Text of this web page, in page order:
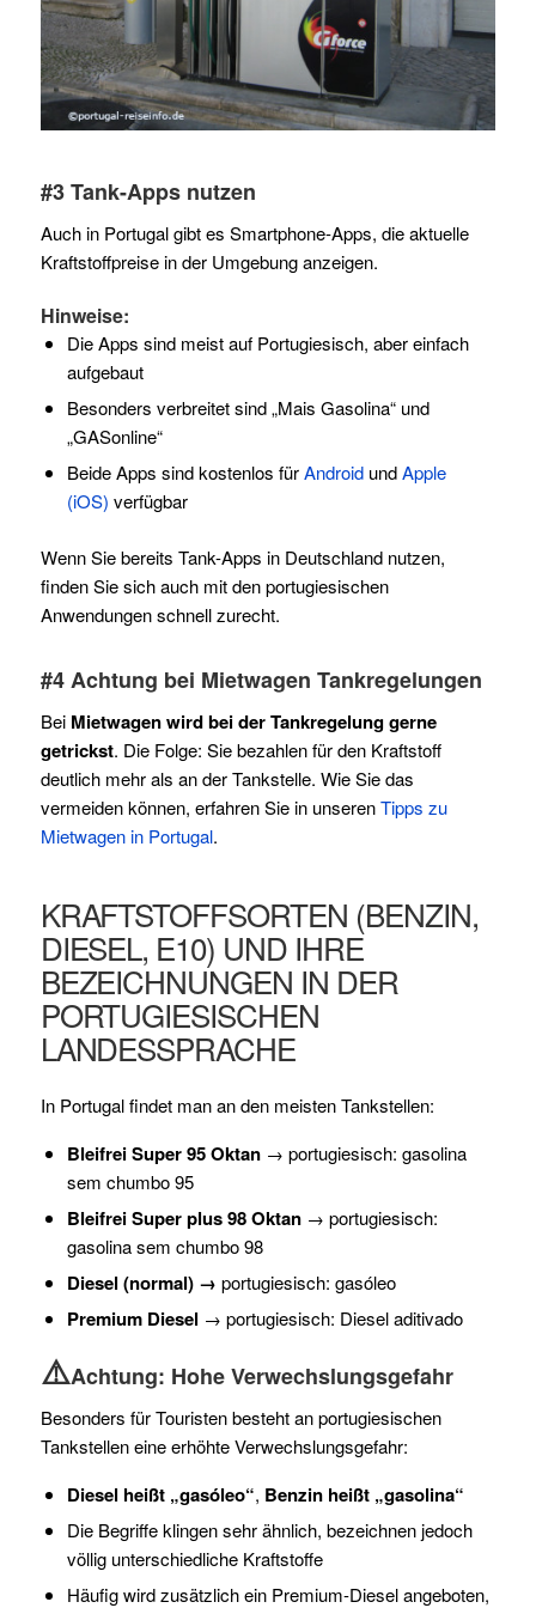
#3 Tank-Apps nutzen
Auch in Portugal gibt es Smartphone-Apps, die aktuelle
Kraftstoffpreise in der Umgebung anzeigen.
Hinweise:
Die Apps sind meist auf Portugiesisch, aber einfach
aufgebaut
Besonders verbreitet sind „Mais Gasolina“ und
„GASonline“
Beide Apps sind kostenlos fürAndroidundApple
(iOS) verfügbar
Wenn Sie bereits Tank-Apps in Deutschland nutzen,
finden Sie sich auch mit den portugiesischen
Anwendungen schnell zurecht.
#4 Achtung bei Mietwagen Tankregelungen
Bei Mietwagen wird bei der Tankregelung gerne
getrickst. Die Folge: Sie bezahlen für den Kraftstoff
deutlich mehr als an der Tankstelle. Wie Sie das
vermeiden können, erfahren Sie in unserenTipps zu
Mietwagen in Portugal.
KRAFTSTOFFSORTEN (BENZIN,
DIESEL, E10) UND IHRE
BEZEICHNUNGEN IN DER
PORTUGIESISCHEN
LANDESSPRACHE
In Portugal findet man an den meisten Tankstellen:
Bleifrei Super 95 Oktan→ portugiesisch: gasolina
sem chumbo 95
Bleifrei Super plus 98 Oktan→ portugiesisch:
gasolina sem chumbo 98
Diesel (normal) → portugiesisch: gasóleo
Premium Diesel → portugiesisch: Diesel aditivado
⚠️Achtung: Hohe Verwechslungsgefahr
Besonders für Touristen besteht an portugiesischen
Tankstellen eine erhöhte Verwechslungsgefahr:
Diesel heißt „gasóleo“, Benzin heißt „gasolina“
Die Begriffe klingen sehr ähnlich, bezeichnen jedoch
völlig unterschiedliche Kraftstoffe
Häufig wird zusätzlich ein Premium-Diesel angeboten,